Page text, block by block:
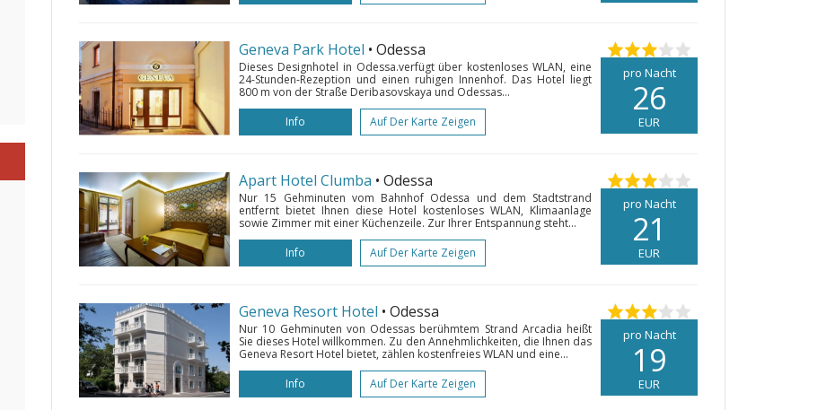
pro Nacht
26
EUR
Geneva Park Hotel • Odessa
Dieses Designhotel in Odessa.verfügt über kostenloses WLAN, eine
24-Stunden-Rezeption und einen ruhigen Innenhof. Das Hotel liegt
800 m von der Straße Deribasovskaya und Odessas...
Info
Auf Der Karte Zeigen
pro Nacht
21
EUR
Apart Hotel Clumba • Odessa
Nur 15 Gehminuten vom Bahnhof Odessa und dem Stadtstrand
entfernt bietet Ihnen diese Hotel kostenloses WLAN, Klimaanlage
sowie Zimmer mit einer Küchenzeile. Zur Ihrer Entspannung steht...
Info
Auf Der Karte Zeigen
pro Nacht
19
EUR
Geneva Resort Hotel • Odessa
Nur 10 Gehminuten von Odessas berühmtem Strand Arcadia heißt
Sie dieses Hotel willkommen. Zu den Annehmlichkeiten, die Ihnen das
Geneva Resort Hotel bietet, zählen kostenfreies WLAN und eine...
Info
Auf Der Karte Zeigen